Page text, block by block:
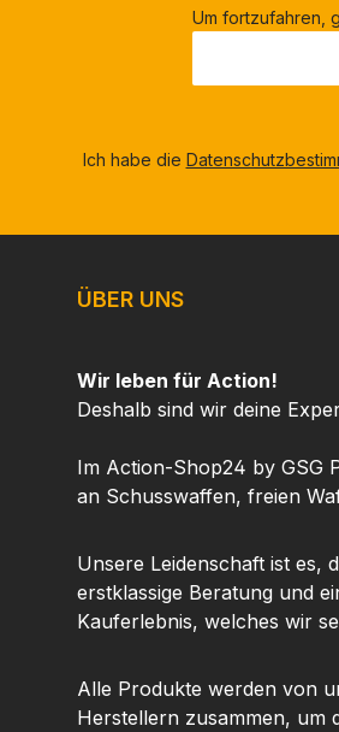
Um fortzufahren,
Ich habe die
ÜBER UNS
Wir leben für Action!
Deshalb sind wir deine
Im Action-Shop24 by GSG
an Schusswaffen, freien
Unsere Leidenschaft ist
erstklassige Beratung und
Kauferlebnis, welches wir
Alle Produkte werden von
Herstellern zusammen, um